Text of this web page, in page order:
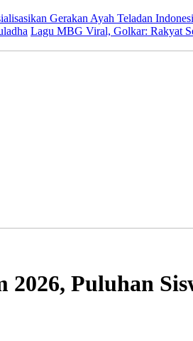
Gerakan Ayah Teladan
Lagu MBG Viral, Golkar: Rakyat
Puluhan